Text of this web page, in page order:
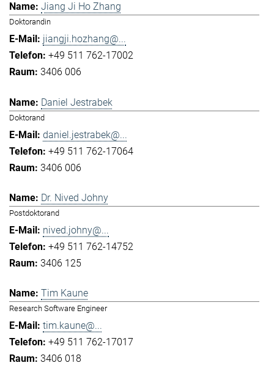
Jiang Ji Ho Zhang
Doktorandin
jiangji.hozhang@...
+49 511 762-17002
3406 006
Daniel Jestrabek
Doktorand
daniel.jestrabek@...
+49 511 762-17064
3406 006
Dr. Nived Johny
Postdoktorand
nived.johny@...
+49 511 762-14752
3406 125
Tim Kaune
Research Software Engineer
tim.kaune@...
+49 511 762-17017
3406 018